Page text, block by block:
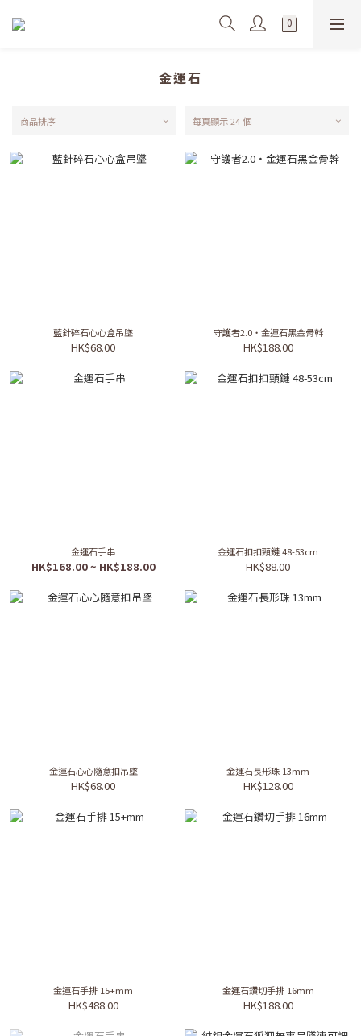
金運石
商品排序 每頁顯示 24 個
藍針碎石心心盒吊墜
HK$68.00
守護者2.0・金運石黑金骨幹
HK$188.00
金運石手串
HK$168.00 ~ HK$188.00
金運石扣扣頸鏈 48-53cm
HK$88.00
金運石心心隨意扣吊墜
HK$68.00
金運石長形珠 13mm
HK$128.00
金運石手排 15+mm
HK$488.00
金運石鑽切手排 16mm
HK$188.00